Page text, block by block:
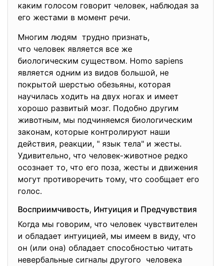
каким голосом говорит человек, наблюдая за
его жестами в момент речи.
Многим людям трудно признать,
что человек является все же
биологическим существом. Homo sapiens
является одним из видов большой, не
покрытой шерстью обезьяны, которая
научилась ходить на двух ногах и имеет
хорошо развитый мозг. Подобно другим
животным, мы подчиняемся биологическим
законам, которые контролируют наши
действия, реакции, " язык тела" и жесты.
Удивительно, что человек-животное редко
осознает то, что его поза, жесты и движения
могут противоречить тому, что сообщает его
голос.
Восприимчивость, Интуиция и Предчувствия
Когда мы говорим, что человек чувствителен
и обладает интуицией, мы имеем в виду, что
он (или она) обладает способностью читать
невербальные сигналы другого человека